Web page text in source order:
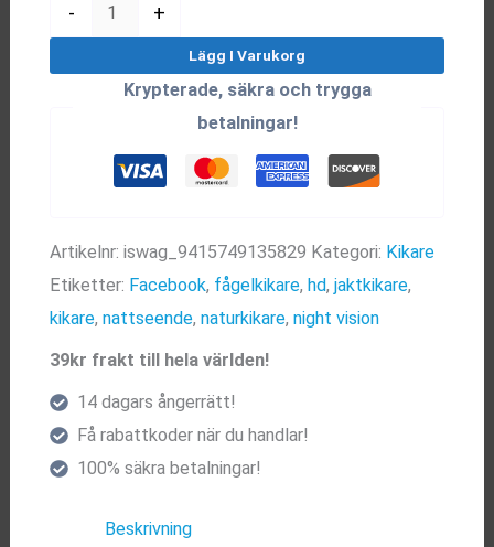
-
(Högkontrast)
mängd
+
Lägg I Varukorg
Krypterade, säkra och trygga
betalningar!
Artikelnr:iswag_9415749135829 Kategori: Kikare
Etiketter: Facebook, fågelkikare,hd,jaktkikare,
kikare,nattseende,naturkikare,night vision
39kr frakt till hela världen!
14 dagars ångerrätt!
Få rabattkoder när du handlar!
100% säkra betalningar!
Beskrivning